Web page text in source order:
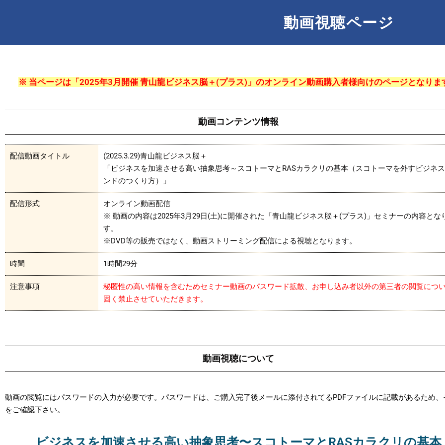
動画視聴ページ
※ 当ページは「2025年3月開催 青山龍ビジネス脳＋(プラス)」のオンライン動画購入者様向けのページとなりま
動画コンテンツ情報
配信動画タイトル
(2025.3.29)青山龍ビジネス脳＋
「ビジネスを加速させる高い抽象思考～スコトーマとRASカラクリの基本（スコトーマを外すビジネ
ンドのつくり方）」
配信形式
オンライン動画配信
※ 動画の内容は2025年3月29日(土)に開催された「青山龍ビジネス脳＋(プラス)」セミナーの内容とな
す。
※DVD等の販売ではなく、動画ストリーミング配信による視聴となります。
時間 1時間29分
注意事項
秘匿性の高い情報を含むためセミナー動画のパスワード拡散、お申し込み者以外の第三者の閲覧につ
固く禁止させていただきます。
動画視聴について
動画の閲覧にはパスワードの入力が必要です。パスワードは、ご購入完了後メールに添付されてるPDFファイルに記載があるため、
をご確認下さい。